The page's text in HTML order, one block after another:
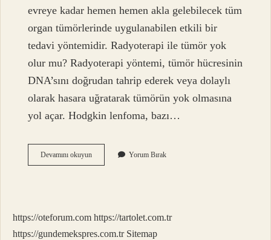
evreye kadar hemen hemen akla gelebilecek tüm
organ tümörlerinde uygulanabilen etkili bir
tedavi yöntemidir. Radyoterapi ile tümör yok
olur mu? Radyoterapi yöntemi, tümör hücresinin
DNA’sını doğrudan tahrip ederek veya dolaylı
olarak hasara uğratarak tümörün yok olmasına
yol açar. Hodgkin lenfoma, bazı…
Devamını okuyunRadyoterapi
Hangi
Yorum Bırak
https://oteforum.com https://tartolet.com.tr
https://gundemekspres.com.tr Sitemap